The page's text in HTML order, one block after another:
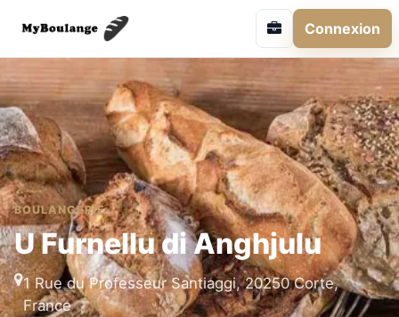
Connexion
BOULANGERIE
U Furnellu di Anghjulu
1 Rue du Professeur Santiaggi, 20250 Corte,
France